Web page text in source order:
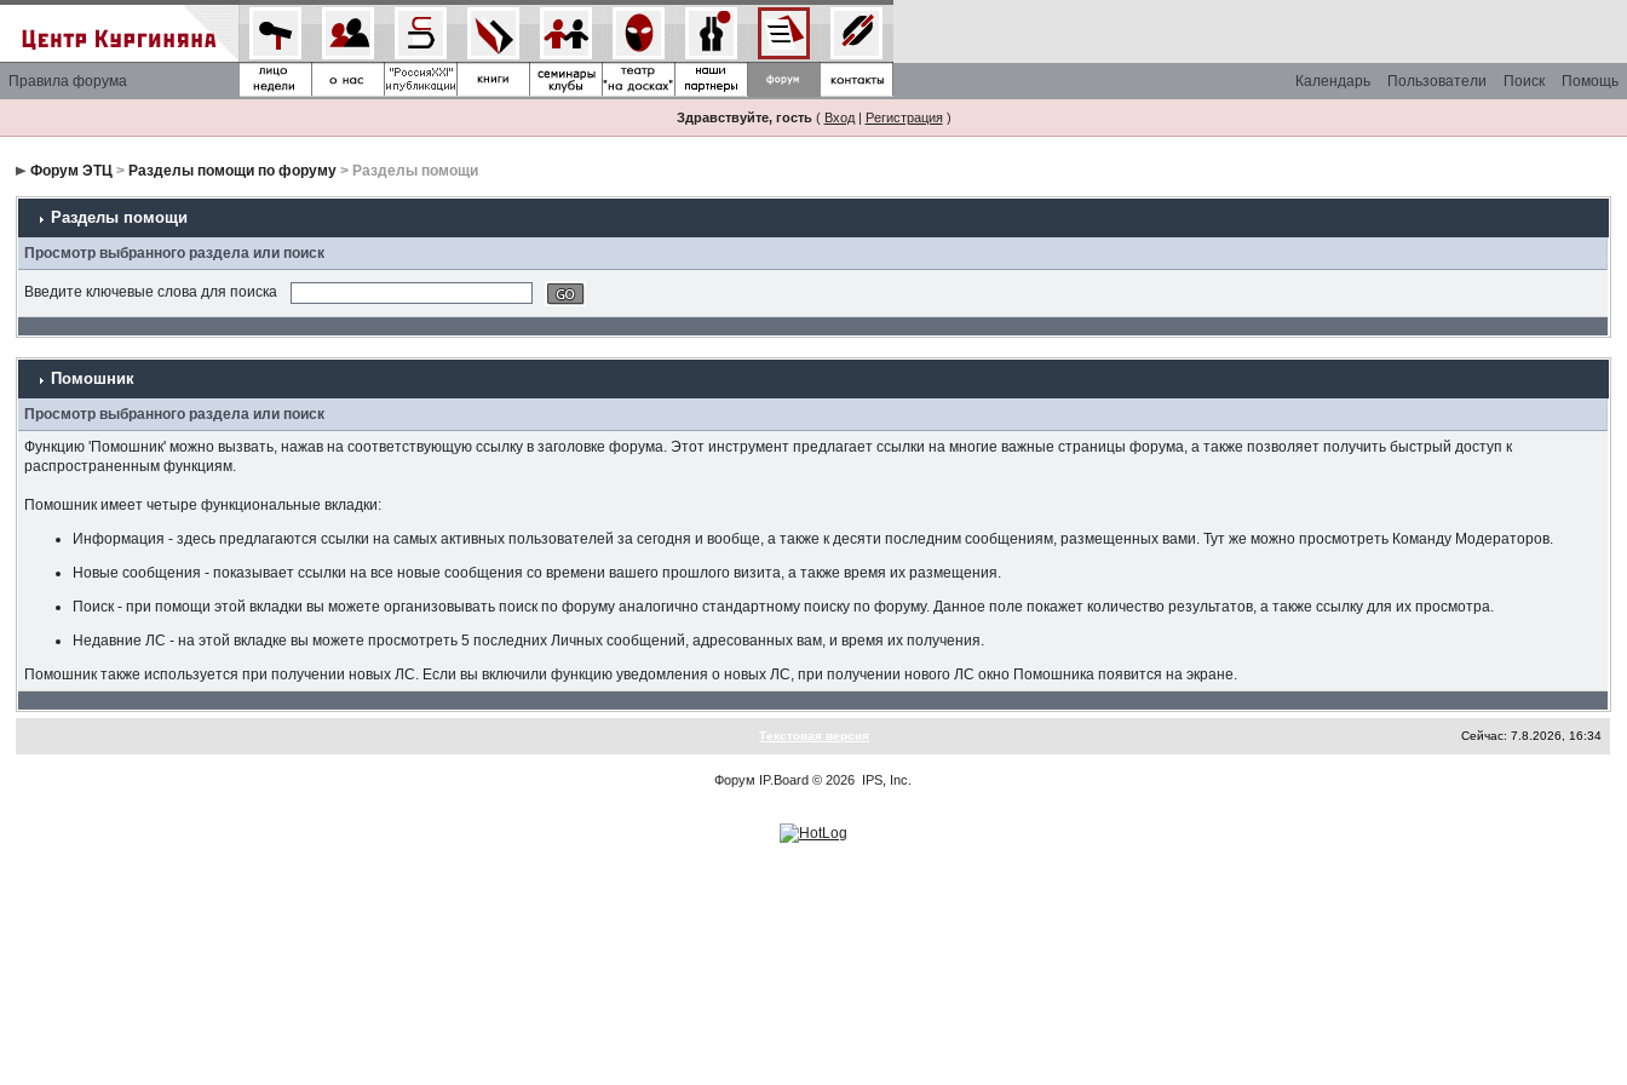
Правила форума Помощь
Поиск
Пользователи
Календарь
Здравствуйте, гость( Вход| Регистрация)
Форум ЭТЦ > Разделы помощи по форуму > Разделы помощи
Разделы помощи
Просмотр выбранного раздела или поиск
Введите ключевые слова для поиска
Помошник
Просмотр выбранного раздела или поиск
Функцию 'Помошник' можно вызвать, нажав на соответствующую ссылку в заголовке форума. Этот инструмент предлагает ссылки на многие важные страницы форума, а также позволяет получить быстрый доступ к
распространенным функциям.
Помошник имеет четыре функциональные вкладки:
Информация - здесь предлагаются ссылки на самых активных пользователей за сегодня и вообще, а также к десяти последним сообщениям, размещенных вами. Тут же можно просмотреть Команду Модераторов.
Новые сообщения - показывает ссылки на все новые сообщения со времени вашего прошлого визита, а также время их размещения.
Поиск - при помощи этой вкладки вы можете организовывать поиск по форуму аналогично стандартному поиску по форуму. Данное поле покажет количество результатов, а также ссылку для их просмотра.
Недавние ЛС - на этой вкладке вы можете просмотреть 5 последних Личных сообщений, адресованных вам, и время их получения.
Помошник также используется при получении новых ЛС. Если вы включили функцию уведомления о новых ЛС, при получении нового ЛС окно Помошника появится на экране.
Текстовая версия Сейчас: 7.8.2026, 16:34
Форум IP.Board © 2026 IPS, Inc